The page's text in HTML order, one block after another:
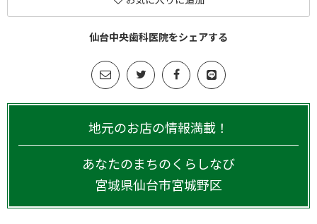
仙台中央歯科医院をシェアする
地元のお店の情報満載！
あなたのまちのくらしなび
宮城県仙台市宮城野区